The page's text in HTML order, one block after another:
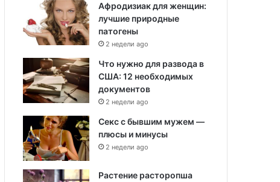
Афродизиак для женщин:
лучшие природные
патогены
2 недели ago
Что нужно для развода в
США: 12 необходимых
документов
2 недели ago
Секс с бывшим мужем —
плюсы и минусы
2 недели ago
Растение расторопша